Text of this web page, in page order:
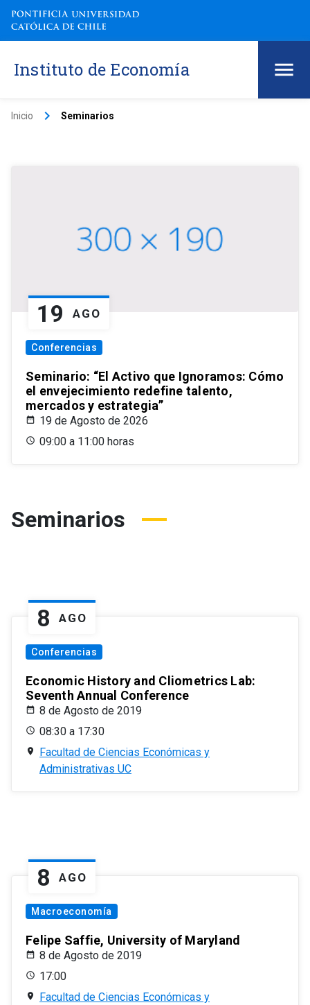
Instituto de Economía
Inicio keyboard_arrow_right Seminarios
19 AGO
Conferencias
Seminario: “El Activo que Ignoramos: Cómo
el envejecimiento redefine talento,
mercados y estrategia”
19 de Agosto de 2026
09:00 a 11:00 horas
Seminarios
8 AGO
Conferencias
Economic History and Cliometrics Lab:
Seventh Annual Conference
8 de Agosto de 2019
08:30 a 17:30
Facultad de Ciencias Económicas y
Administrativas UC
8 AGO
Macroeconomía
Felipe Saffie, University of Maryland
8 de Agosto de 2019
17:00
Facultad de Ciencias Económicas y